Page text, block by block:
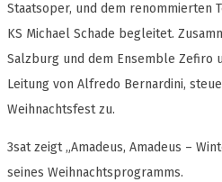
Staatsoper, und dem renommierten
KS Michael Schade begleitet.
Salzburg und dem Ensemble Zefiro
Leitung von Alfredo Bernardini,
Weihnachtsfest zu.
3sat zeigt „Amadeus, Amadeus –
seines Weihnachtsprogramms.